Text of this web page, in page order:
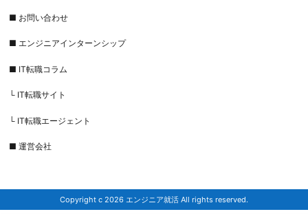
■ お問い合わせ
■ エンジニアインターンシップ
■ IT転職コラム
└ IT転職サイト
└ IT転職エージェント
■ 運営会社
Copyright c 2026 エンジニア就活 All rights reserved.